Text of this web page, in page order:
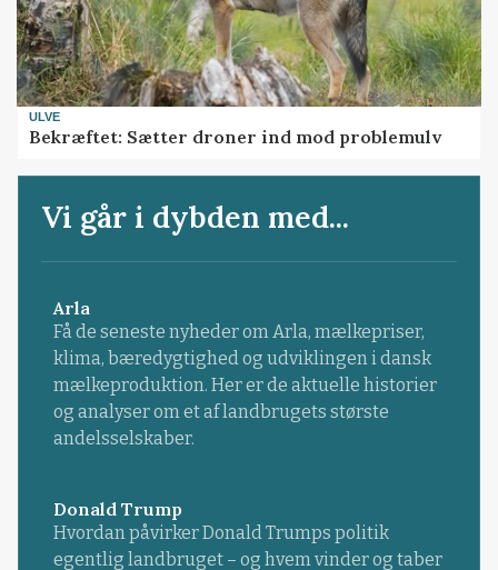
ULVE
Bekræftet: Sætter droner ind mod problemulv
Vi går i dybden med...
Arla
Få de seneste nyheder om Arla, mælkepriser,
klima, bæredygtighed og udviklingen i dansk
mælkeproduktion. Her er de aktuelle historier
og analyser om et af landbrugets største
andelsselskaber.
Donald Trump
Hvordan påvirker Donald Trumps politik
egentlig landbruget – og hvem vinder og taber